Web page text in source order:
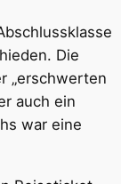
Die
„erschwerten
auch ein
war eine